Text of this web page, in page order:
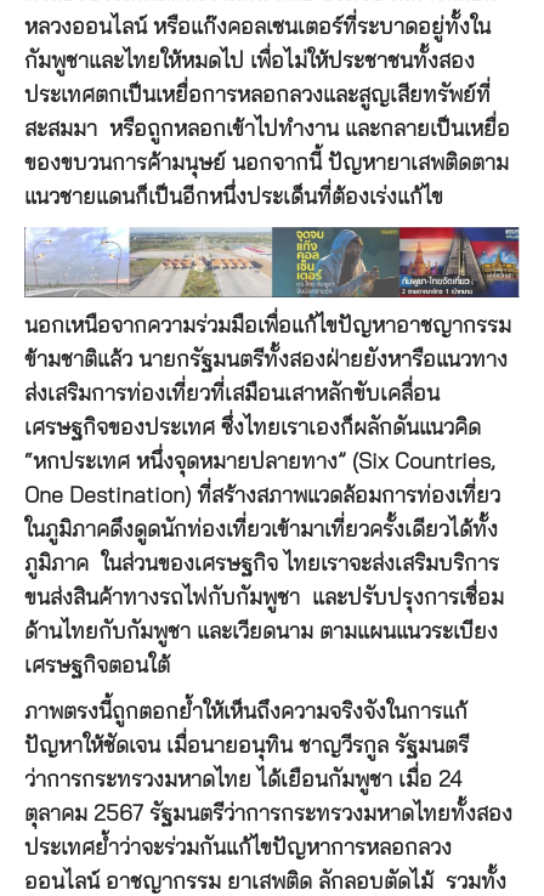
หลวงออนไลน์ หรือแก๊งคอลเซนเตอร์ที่ระบาดอยู่ทั้งใน
กัมพูชาและไทยให้หมดไป เพื่อไม่ให้ประชาชนทั้งสอง
ประเทศตกเป็นเหยื่อการหลอกลวงและสูญเสียทรัพย์ที่
สะสมมา หรือถูกหลอกเข้าไปทำงาน และกลายเป็นเหยื่อ
ของขบวนการค้ามนุษย์ นอกจากนี้ ปัญหายาเสพติดตาม
แนวชายแดนก็เป็นอีกหนึ่งประเด็นที่ต้องเร่งแก้ไข
นอกเหนือจากความร่วมมือเพื่อแก้ไขปัญหาอาชญากรรม
ข้ามชาติแล้ว นายกรัฐมนตรีทั้งสองฝ่ายยังหารือแนวทาง
ส่งเสริมการท่องเที่ยวที่เสมือนเสาหลักขับเคลื่อน
เศรษฐกิจของประเทศ ซึ่งไทยเราเองก็ผลักดันแนวคิด
“หกประเทศ หนึ่งจุดหมายปลายทาง” (Six Countries,
One Destination) ที่สร้างสภาพแวดล้อมการท่องเที่ยว
ในภูมิภาคดึงดูดนักท่องเที่ยวเข้ามาเที่ยวครั้งเดียวได้ทั้ง
ภูมิภาค ในส่วนของเศรษฐกิจ ไทยเราจะส่งเสริมบริการ
ขนส่งสินค้าทางรถไฟกับกัมพูชา และปรับปรุงการเชื่อม
ด้านไทยกับกัมพูชา และเวียดนาม ตามแผนแนวระเบียง
เศรษฐกิจตอนใต้
ภาพตรงนี้ถูกตอกย้ำให้เห็นถึงความจริงจังในการแก้
ปัญหาให้ชัดเจน เมื่อนายอนุทิน ชาญวีรกูล รัฐมนตรี
ว่าการกระทรวงมหาดไทย ได้เยือนกัมพูชา เมื่อ 24
ตุลาคม 2567 รัฐมนตรีว่าการกระทรวงมหาดไทยทั้งสอง
ประเทศย้ำว่าจะร่วมกันแก้ไขปัญหาการหลอกลวง
ออนไลน์ อาชญากรรม ยาเสพติด ลักลอบตัดไม้ รวมทั้ง